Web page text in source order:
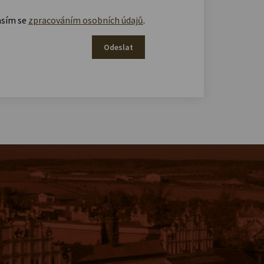
se zpracováním osobních údajů.
Odeslat